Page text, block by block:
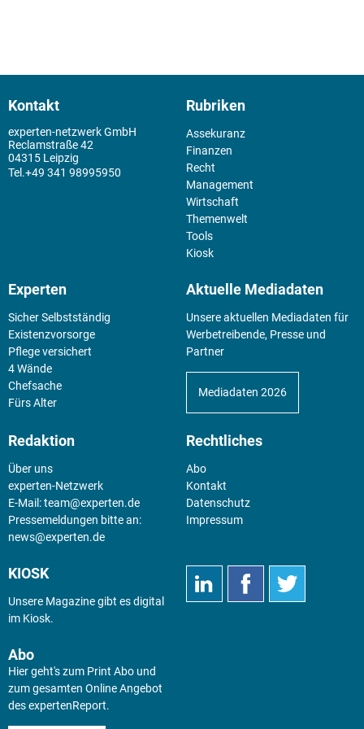
Kontakt
experten-netzwerk GmbH
Reclamstraße 42
04315 Leipzig
+49 341 98995950
Rubriken
Assekuranz
Finanzen
Recht
Management
Wirtschaft
Themenwelt
Tools
Kiosk
Experten
Sicher Selbstständig
Existenz­vorsorge
Pflege versichert
4 Wände
Chefsache
Fürs Alter
Aktuelle Mediadaten
Unsere aktuellen Mediadaten für
Werbetreibende, Presse und
Partner
Mediadaten 2026
Redaktion
Über uns
experten-Netzwerk
E-Mail:team@experten.de
Pressemeldungen bitte an:
news@experten.de
Rechtliches
Abo
Kontakt
Datenschutz
Impressum
KIOSK
Unsere Magazine gibt es digital
im Kiosk.
Abo
Hier geht's zum Print Abo und
zum gesamten Online Angebot
des expertenReport.